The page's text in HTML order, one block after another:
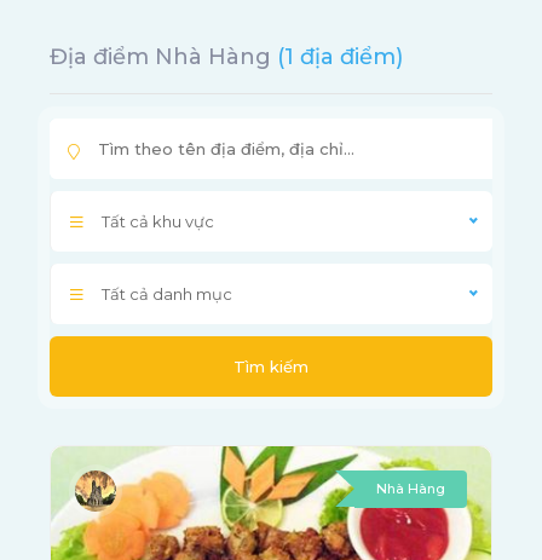
Địa điểm Nhà Hàng (1 địa điểm)
Tất cả khu vực
Tất cả danh mục
Tìm kiếm
Nhà Hàng